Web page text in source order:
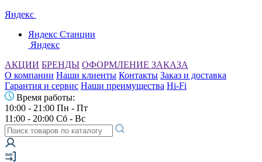
Яндекс
Яндекс Станции
Яндекс
АКЦИИ БРЕНДЫ ОФОРМЛЕНИЕ ЗАКАЗА
О компании Наши клиенты Контакты Заказ и доставка
Гарантия и сервис Наши преимущества Hi-Fi
Время работы:
10:00 - 21:00 Пн - Пт
11:00 - 20:00 Сб - Вс